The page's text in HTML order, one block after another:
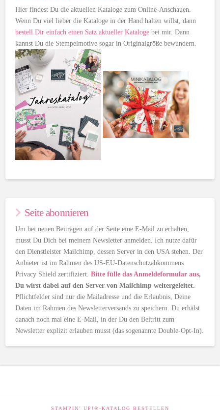
Hier findest Du die aktuellen Kataloge zum Online-Anschauen.
Wenn Du viel lieber die Kataloge in der Hand halten willst, dann
bestell Dir einfach einen Satz aktueller Kataloge bei mir. Dann
kannst Du die Stempelmotive sogar in Originalgröße bewundern.
Seite abonnieren
Um bei neuen Beiträgen auf der Seite eine E-Mail zu erhalten,
musst Du Dich bei meinem Newsletter anmelden. Ich nutze dafür
den Dienstleister Mailchimp, dessen Server in den USA stehen. Der
Anbieter ist im Rahmen des US-EU-Datenschutzabkommens
Privacy Shield zertifiziert.Bitte fülle das Anmeldeformular aus,
Du wirst dabei auf den Server von Mailchimp weitergeleitet.
Pflichtfelder sind nur die Mailadresse und die Erlaubnis, Deine
Daten im Rahmen des Newsletterversands zu speichern. Du erhälst
danach noch mal eine E-Mail, in der Du den Beitritt zum
Newsletter explizit erlauben musst (das sogenannte Double-Opt-In).
STAMPIN’ UP!®-KATALOG BESTELLEN